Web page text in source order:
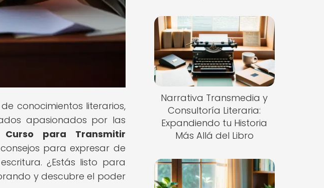
conocimientos literarios,
apasionados por las
Curso para Transmitir
para expresar de
¿Estás listo para
y descubre el poder
Narrativa Transmedia y
Consultoría Literaria:
Expandiendo tu Historia
Más Allá del Libro